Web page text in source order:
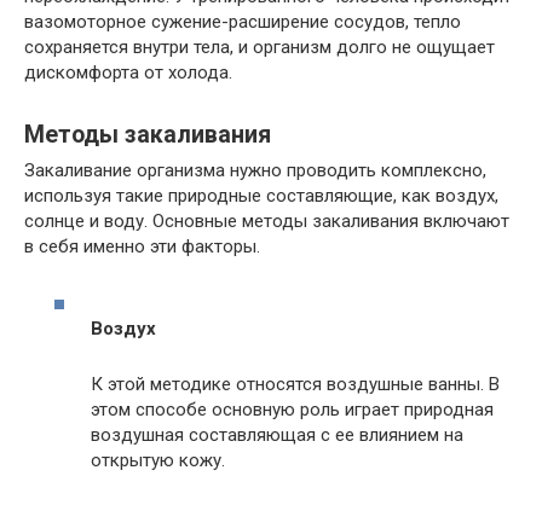
вазомоторное сужение-расширение сосудов, тепло
сохраняется внутри тела, и организм долго не ощущает
дискомфорта от холода.
Методы закаливания
Закаливание организма нужно проводить комплексно,
используя такие природные составляющие, как воздух,
солнце и воду. Основные методы закаливания включают
в себя именно эти факторы.
Воздух
К этой методике относятся воздушные ванны. В
этом способе основную роль играет природная
воздушная составляющая с ее влиянием на
открытую кожу.